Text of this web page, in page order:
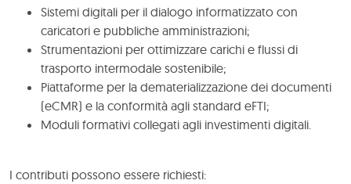
Sistemi digitali per il dialogo informatizzato con
caricatori e pubbliche amministrazioni;
Strumentazioni per ottimizzare carichi e flussi di
trasporto intermodale sostenibile;
Piattaforme per la dematerializzazione dei documenti
(eCMR) e la conformità agli standard eFTI;
Moduli formativi collegati agli investimenti digitali.
I contributi possono essere richiesti: